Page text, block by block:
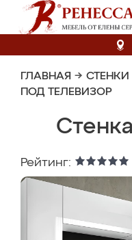
ГЛАВНАЯ →
ПОД ТЕЛЕВИЗОР
Рейтинг: